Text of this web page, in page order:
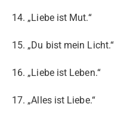
14. „Liebe ist Mut.“
15. „Du bist mein Licht.“
16. „Liebe ist Leben.“
17. „Alles ist Liebe.“